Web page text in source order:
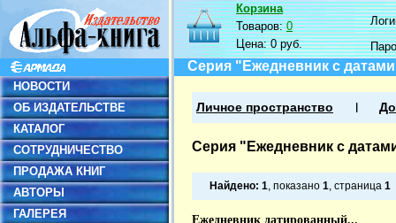
НОВОСТИ
ОБ ИЗДАТЕЛЬСТВЕ
КАТАЛОГ
СОТРУДНИЧЕСТВО
ПРОДАЖА КНИГ
АВТОРЫ
ГАЛЕРЕЯ
Корзина
Товаров:0
Цена:0 руб.
Серия "Ежедневник с
Личное пространство
Серия "Ежедневник с
Найдено: 1, показано 1, страница 1
Ежедневник датированный...